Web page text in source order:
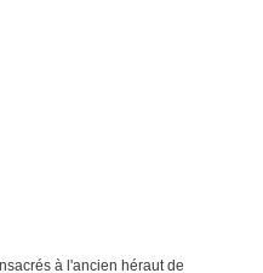
à l'ancien héraut de